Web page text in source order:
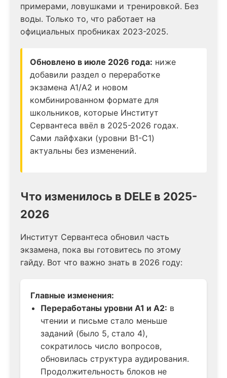
примерами, ловушками и тренировкой. Без
воды. Только то, что работает на
официальных пробниках 2023-2025.
Обновлено в июле 2026 года: ниже
добавили раздел о переработке
экзамена A1/A2 и новом
комбинированном формате для
школьников, которые Институт
Сервантеса ввёл в 2025-2026 годах.
Сами лайфхаки (уровни B1-C1)
актуальны без изменений.
Что изменилось в DELE в 2025-
2026
Институт Сервантеса обновил часть
экзамена, пока вы готовитесь по этому
гайду. Вот что важно знать в 2026 году:
Главные изменения:
Переработаны уровни A1 и A2: в
чтении и письме стало меньше
заданий (было 5, стало 4),
сократилось число вопросов,
обновилась структура аудирования.
Продолжительность блоков не